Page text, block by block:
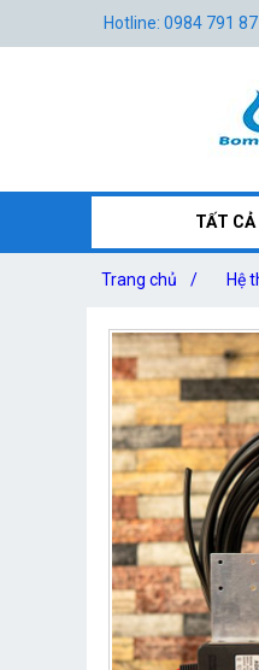
Hotline: 0984 791
TẤT
Trang chủ / Hệ